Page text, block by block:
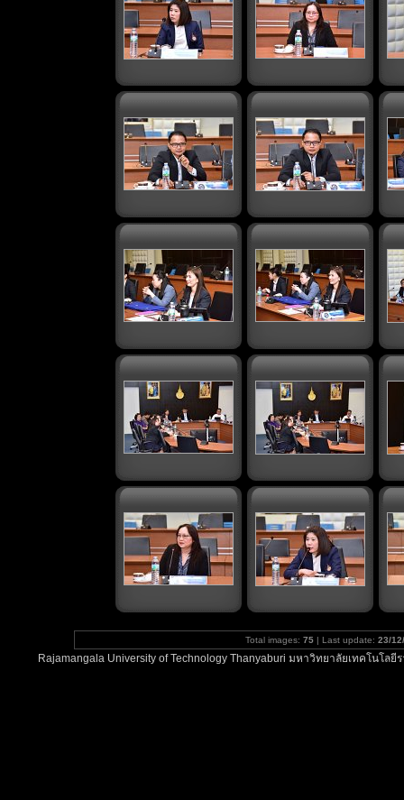
Total images: 75 | Last update: 23/
Rajamangala University of Technology Thanyaburi มหาวิทยาลัยเทคโน